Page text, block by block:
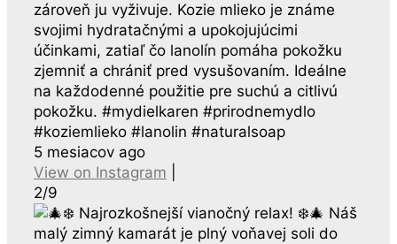
zároveň ju vyživuje. Kozie mlieko je známe
svojimi hydratačnými a upokojujúcimi
účinkami, zatiaľ čo lanolín pomáha pokožku
zjemniť a chrániť pred vysušovaním. Ideálne
na každodenné použitie pre suchú a citlivú
pokožku. #mydielkaren #prirodnemydlo
#koziemlieko #lanolin #naturalsoap
5 mesiacov ago
View on Instagram
2/9